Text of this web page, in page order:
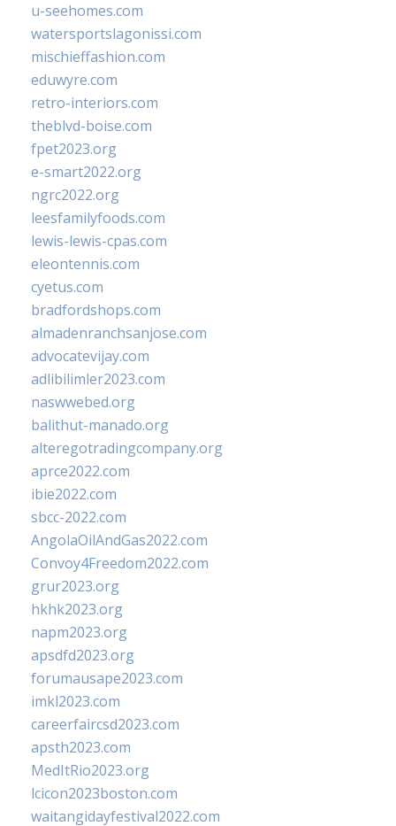
u-seehomes.com
watersportslagonissi.com
mischieffashion.com
eduwyre.com
retro-interiors.com
theblvd-boise.com
fpet2023.org
e-smart2022.org
ngrc2022.org
leesfamilyfoods.com
lewis-lewis-cpas.com
eleontennis.com
cyetus.com
bradfordshops.com
almadenranchsanjose.com
advocatevijay.com
adlibilimler2023.com
naswwebed.org
balithut-manado.org
alteregotradingcompany.org
aprce2022.com
ibie2022.com
sbcc-2022.com
AngolaOilAndGas2022.com
Convoy4Freedom2022.com
grur2023.org
hkhk2023.org
napm2023.org
apsdfd2023.org
forumausape2023.com
imkl2023.com
careerfaircsd2023.com
apsth2023.com
MedItRio2023.org
lcicon2023boston.com
waitangidayfestival2022.com